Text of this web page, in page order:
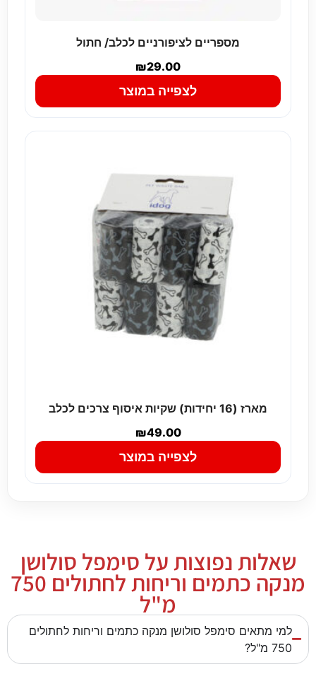
מספריים לציפורניים לכלב/ חתול
₪29.00
לצפייה במוצר
מארז (16 יחידות) שקיות איסוף צרכים לכלב
₪49.00
לצפייה במוצר
שאלות נפוצות על סימפל סולושן
מנקה כתמים וריחות לחתולים 750
מ"ל
למי מתאים סימפל סולושן מנקה כתמים וריחות לחתולים
750 מ"ל?